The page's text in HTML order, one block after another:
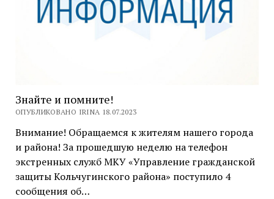
Знайте и помните!
ОПУБЛИКОВАНО IRINA 18.07.2023
Внимание! Обращаемся к жителям нашего города
и района! За прошедшую неделю на телефон
экстренных служб МКУ «Управление гражданской
защиты Кольчугинского района» поступило 4
сообщения об…